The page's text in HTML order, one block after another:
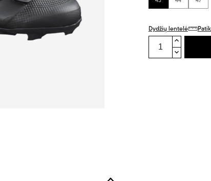
Dydžių lentelė